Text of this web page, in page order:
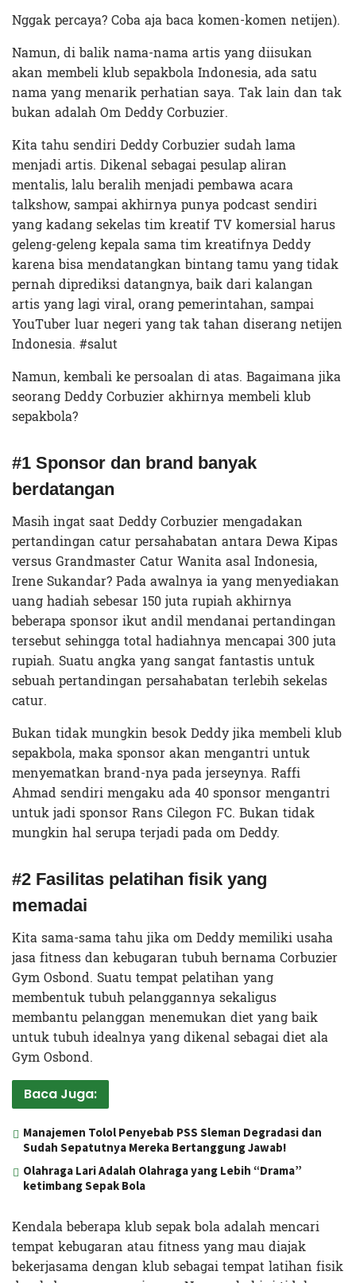
Nggak percaya? Coba aja baca komen-komen netijen).
Namun, di balik nama-nama artis yang diisukan
akan membeli klub sepakbola Indonesia, ada satu
nama yang menarik perhatian saya. Tak lain dan tak
bukan adalah Om Deddy Corbuzier.
Kita tahu sendiri Deddy Corbuzier sudah lama
menjadi artis. Dikenal sebagai pesulap aliran
mentalis, lalu beralih menjadi pembawa acara
talkshow, sampai akhirnya punya podcast sendiri
yang kadang sekelas tim kreatif TV komersial harus
geleng-geleng kepala sama tim kreatifnya Deddy
karena bisa mendatangkan bintang tamu yang tidak
pernah diprediksi datangnya, baik dari kalangan
artis yang lagi viral, orang pemerintahan, sampai
YouTuber luar negeri yang tak tahan diserang netijen
Indonesia. #salut
Namun, kembali ke persoalan di atas. Bagaimana jika
seorang Deddy Corbuzier akhirnya membeli klub
sepakbola?
#1 Sponsor dan brand banyak
berdatangan
Masih ingat saat Deddy Corbuzier mengadakan
pertandingan catur persahabatan antara Dewa Kipas
versus Grandmaster Catur Wanita asal Indonesia,
Irene Sukandar? Pada awalnya ia yang menyediakan
uang hadiah sebesar 150 juta rupiah akhirnya
beberapa sponsor ikut andil mendanai pertandingan
tersebut sehingga total hadiahnya mencapai 300 juta
rupiah. Suatu angka yang sangat fantastis untuk
sebuah pertandingan persahabatan terlebih sekelas
catur.
Bukan tidak mungkin besok Deddy jika membeli klub
sepakbola, maka sponsor akan mengantri untuk
menyematkan brand-nya pada jerseynya. Raffi
Ahmad sendiri mengaku ada 40 sponsor mengantri
untuk jadi sponsor Rans Cilegon FC. Bukan tidak
mungkin hal serupa terjadi pada om Deddy.
#2 Fasilitas pelatihan fisik yang
memadai
Kita sama-sama tahu jika om Deddy memiliki usaha
jasa fitness dan kebugaran tubuh bernama Corbuzier
Gym Osbond. Suatu tempat pelatihan yang
membentuk tubuh pelanggannya sekaligus
membantu pelanggan menemukan diet yang baik
untuk tubuh idealnya yang dikenal sebagai diet ala
Gym Osbond.
Baca Juga:
Manajemen Tolol Penyebab PSS Sleman Degradasi dan
Sudah Sepatutnya Mereka Bertanggung Jawab!
Olahraga Lari Adalah Olahraga yang Lebih “Drama”
ketimbang Sepak Bola
Kendala beberapa klub sepak bola adalah mencari
tempat kebugaran atau fitness yang mau diajak
bekerjasama dengan klub sebagai tempat latihan fisik